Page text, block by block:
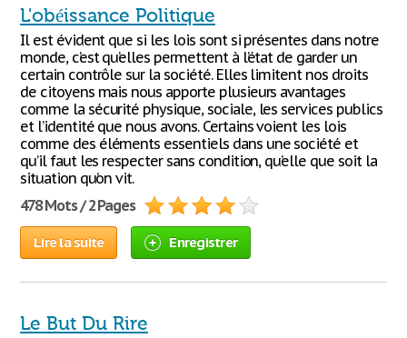
L'obéissance Politique
Il est évident que si les lois sont si présentes dans notre
monde, c’est qu’elles permettent à l’état de garder un
certain contrôle sur la société. Elles limitent nos droits
de citoyens mais nous apporte plusieurs avantages
comme la sécurité physique, sociale, les services publics
et l’identité que nous avons. Certains voient les lois
comme des éléments essentiels dans une société et
qu’il faut les respecter sans condition, qu’elle que soit la
situation qu’on vit.
478 Mots / 2 Pages
Lire la suite Enregistrer
Le But Du Rire